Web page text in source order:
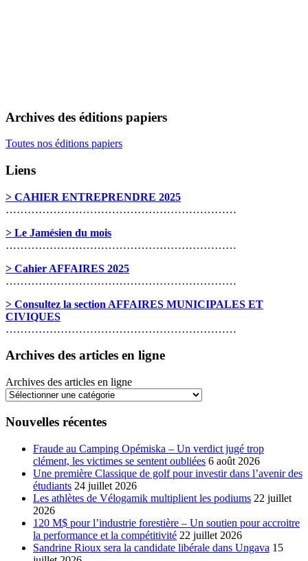
Archives des éditions papiers
Toutes nos éditions papiers
Liens
> CAHIER ENTREPRENDRE 2025
………………………………………………………
> Le Jamésien du mois
………………………………………………………
> Cahier AFFAIRES 2025
………………………………………………………
> Consultez la section AFFAIRES MUNICIPALES ET
CIVIQUES
………………………………………………………
Archives des articles en ligne
Archives des articles en ligne
Nouvelles récentes
Fraude au Camping Opémiska – Un verdict jugé trop
clément, les victimes se sentent oubliées 6 août 2026
Une première Classique de golf pour investir dans l’avenir des
étudiants 24 juillet 2026
Les athlètes de Vélogamik multiplient les podiums 22 juillet
2026
120 M$ pour l’industrie forestière – Un soutien pour accroitre
la performance et la compétitivité 22 juillet 2026
Sandrine Rioux sera la candidate libérale dans Ungava 15